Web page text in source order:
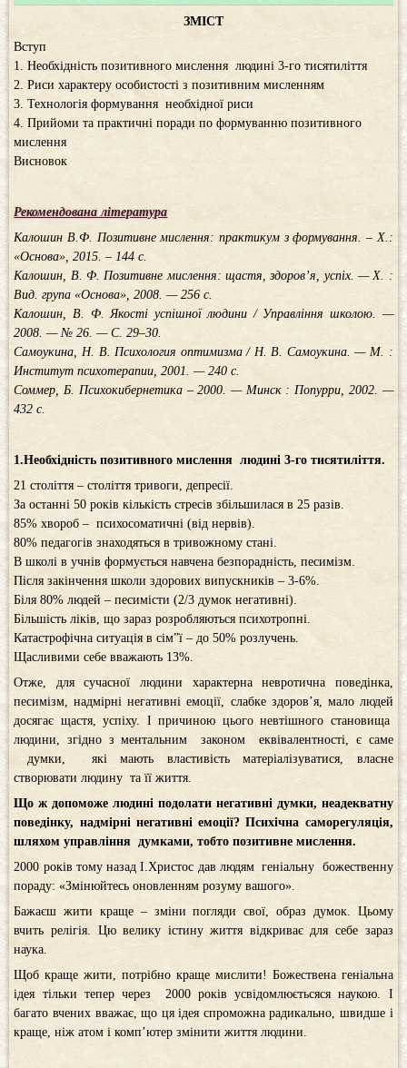
ЗМІСТ
Вступ
1. Необхідність позитивного мислення людині 3-го тисятиліття
2. Риси характеру особистості з позитивним мисленням
3. Технологія формування необхідної риси
4. Прийоми та практичні поради по формуванню позитивного
мислення
Висновок
Рекомендована література
Калошин В.Ф. Позитивне мислення: практикум з формування. – Х.:
«Основа», 2015. – 144 с.
Калошин, В. Ф. Позитивне мислення: щастя, здоров’я, успіх. — Х. :
Вид. група «Основа», 2008. — 256 с.
Калошин, В. Ф. Якості успішної людини / Управління школою. —
2008. — № 26. — С. 29–30.
Самоукина, Н. В. Психология оптимизма / Н. В. Самоукина. — М. :
Институт психотерапии, 2001. — 240 с.
Соммер, Б. Психокибернетика – 2000. — Минск : Попурри, 2002. —
432 с.
1.Необхідність позитивного мислення людині 3-го тисятиліття.
21 століття – століття тривоги, депресії.
За останні 50 років кількість стресів збільшилася в 25 разів.
85% хвороб – психосоматичні (від нервів).
80% педагогів знаходяться в тривожному стані.
В школі в учнів формується навчена безпорадність, песимізм.
Після закінчення школи здорових випускників – 3-6%.
Біля 80% людей – песимісти (2/3 думок негативні).
Більшість ліків, що зараз розробляються психотропні.
Катастрофічна ситуація в сім”ї – до 50% розлучень.
Щасливими себе вважають 13%.
Отже, для сучасної людини характерна невротична поведінка,
песимізм, надмірні негативні емоції, слабке здоров’я, мало людей
досягає щастя, успіху. І причиною цього невтішного становища
людини, згідно з ментальним законом еквівалентності, є саме
думки, які мають властивість матеріалізуватися, власне
створювати людину та її життя.
Що ж допоможе людині подолати негативні думки, неадекватну
поведінку, надмірні негативні емоції? Психічна саморегуляція,
шляхом управління думками, тобто позитивне мислення.
2000 років тому назад І.Христос дав людям геніальну божественну
пораду: «Змінюйтесь оновленням розуму вашого».
Бажаєш жити краще – зміни погляди свої, образ думок. Цьому
вчить релігія. Цю велику істину життя відкриває для себе зараз
наука.
Щоб краще жити, потрібно краще мислити! Божествена геніальна
ідея тільки тепер через 2000 років усвідомлюєтьсяся наукою. І
багато вчених вважає, що ця ідея спроможна радикально, швидше і
краще, ніж атом і комп’ютер змінити життя людини.